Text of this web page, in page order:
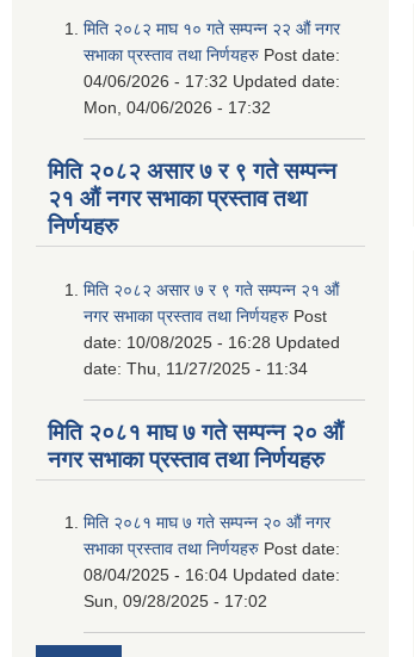
मिति २०८२ माघ १० गते सम्पन्न २२ औं नगर
सभाका प्रस्ताव तथा निर्णयहरु Post date:
04/06/2026 - 17:32 Updated date:
Mon, 04/06/2026 - 17:32
मिति २०८२ असार ७ र ९ गते सम्पन्न
२१ औं नगर सभाका प्रस्ताव तथा
निर्णयहरु
मिति २०८२ असार ७ र ९ गते सम्पन्न २१ औं
नगर सभाका प्रस्ताव तथा निर्णयहरु Post
date: 10/08/2025 - 16:28 Updated
date: Thu, 11/27/2025 - 11:34
मिति २०८१ माघ ७ गते सम्पन्न २० औं
नगर सभाका प्रस्ताव तथा निर्णयहरु
मिति २०८१ माघ ७ गते सम्पन्न २० औं नगर
सभाका प्रस्ताव तथा निर्णयहरु Post date:
08/04/2025 - 16:04 Updated date:
Sun, 09/28/2025 - 17:02